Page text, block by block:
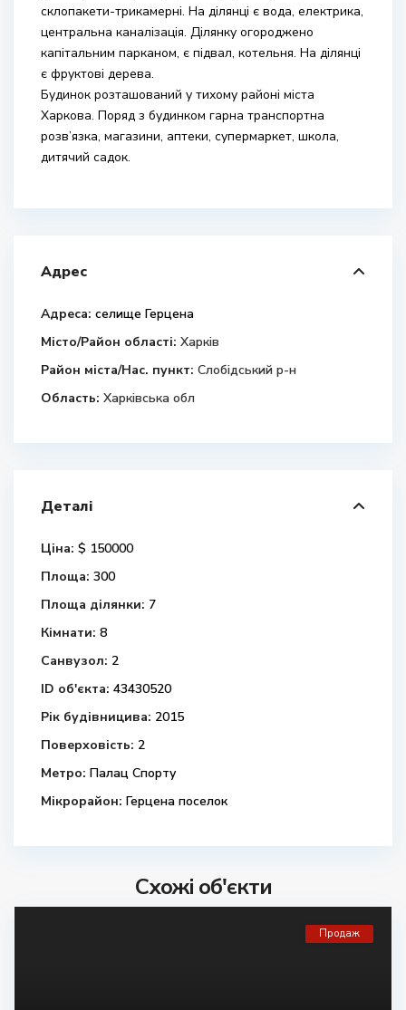
склопакети-трикамерні. На ділянці є вода, електрика,
центральна каналізація. Ділянку огороджено
капітальним парканом, є підвал, котельня. На ділянці
є фруктові дерева.
Будинок розташований у тихому районі міста
Харкова. Поряд з будинком гарна транспортна
розв’язка, магазини, аптеки, супермаркет, школа,
дитячий садок.
Адрес
Адреса: селище Герцена
Місто/Район області: Харків
Район міста/Нас. пункт: Слобідський р-н
Область: Харківська обл
Деталі
Ціна: $ 150000
Площа: 300
Площа ділянки: 7
Кімнати: 8
Санвузол: 2
ID об'єкта: 43430520
Рік будівницива: 2015
Поверховість: 2
Метро: Палац Спорту
Мікрорайон: Герцена поселок
Схожі об'єкти
Продаж